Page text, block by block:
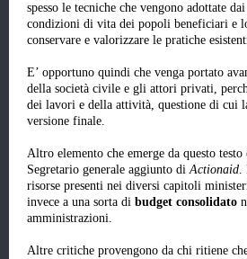
spesso le tecniche che vengono adottate
condizioni di vita dei popoli beneficiari e
conservare e valorizzare le pratiche
E’ opportuno quindi che venga portato
della società civile e gli attori privati,
dei lavori e della attività, questione di cui
versione finale.
Altro elemento che emerge da questo testo
Segretario generale aggiunto diActionaid.
risorse presenti nei diversi capitoli
invece a una sorta di budget consolidato
amministrazioni.
Altre critiche provengono da chi ritiene